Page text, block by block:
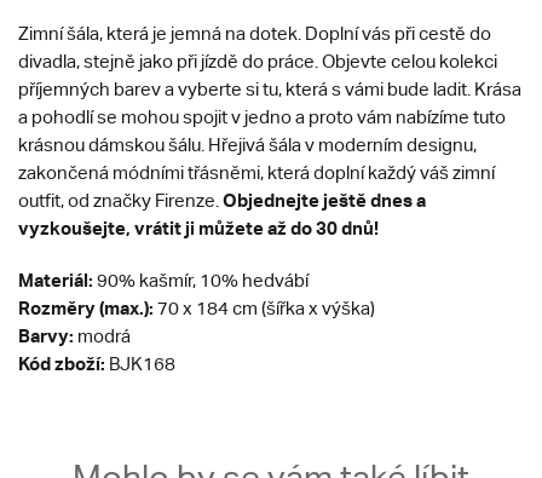
Zimní šála, která je jemná na dotek. Doplní vás při cestě do
divadla, stejně jako při jízdě do práce. Objevte celou kolekci
příjemných barev a vyberte si tu, která s vámi bude ladit. Krása
a pohodlí se mohou spojit v jedno a proto vám nabízíme tuto
krásnou dámskou šálu. Hřejivá šála v moderním designu,
zakončená módními třásněmi, která doplní každý váš zimní
outfit, od značky Firenze. Objednejte ještě dnes a
vyzkoušejte, vrátit ji můžete až do 30 dnů!
Materiál: 90% kašmír, 10% hedvábí
Rozměry (max.): 70 x 184 cm (šířka x výška)
Barvy: modrá
Kód zboží: BJK168